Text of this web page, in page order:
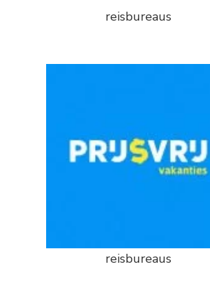
reisbureaus
reisbureaus